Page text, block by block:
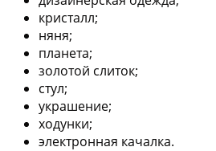
кристалл;
няня;
планета;
золотой слиток;
стул;
украшение;
ходунки;
электронная качалка.